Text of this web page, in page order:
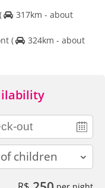
(
317km - about
(
324km - about